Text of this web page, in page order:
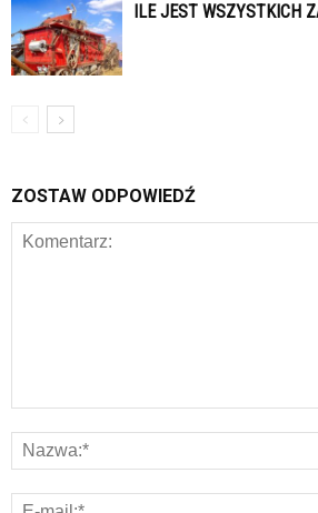
ILE JEST WSZYSTKICH
ZOSTAW ODPOWIEDŹ